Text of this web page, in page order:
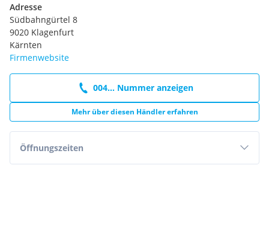
Adresse
Südbahngürtel 8
9020 Klagenfurt
Kärnten
Firmenwebsite
004... Nummer anzeigen
Mehr über diesen Händler erfahren
Öffnungszeiten